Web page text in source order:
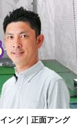
ング｜正面アング